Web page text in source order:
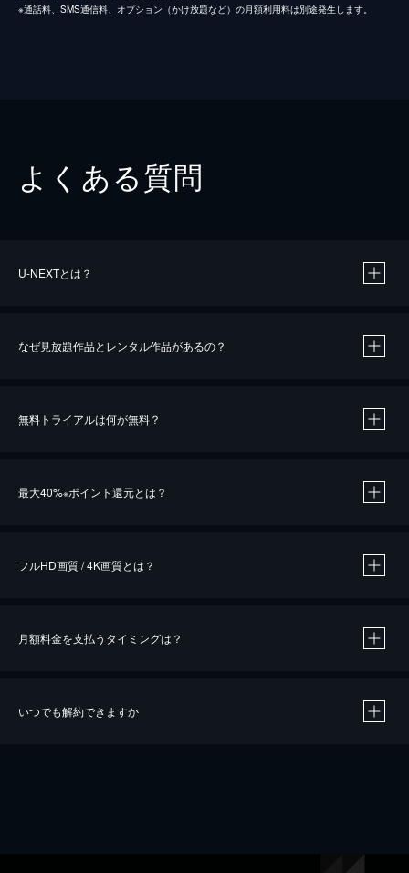
※通話料、SMS通信料、オプション（かけ放題など）の月額利用料は別途発生します。
よくある質問
U-NEXTとは？
なぜ見放題作品とレンタル作品があるの？
無料トライアルは何が無料？
最大40%※ポイント還元とは？
※40％ポイント還元の対象は、クレジットカード決済による作品の購入 / レンタルです。
iOSアプリのUコイン決済による作品の購入 / レンタルは、20％のポイント還元です。
フルHD画質 / 4K画質とは？
月額料金を支払うタイミングは？
いつでも解約できますか